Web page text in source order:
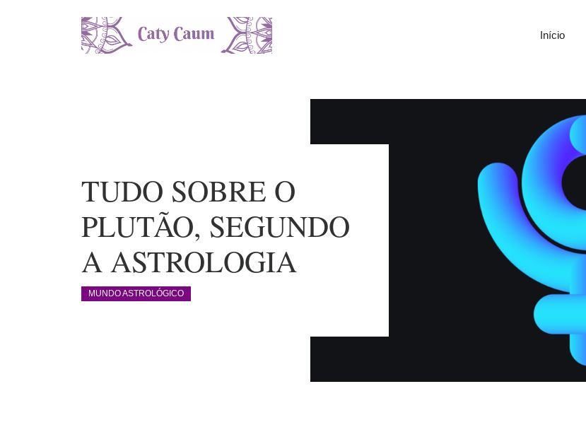
Início
TUDO SOBRE O
PLUTÃO, SEGUNDO
A ASTROLOGIA
MUNDO ASTROLÓGICO